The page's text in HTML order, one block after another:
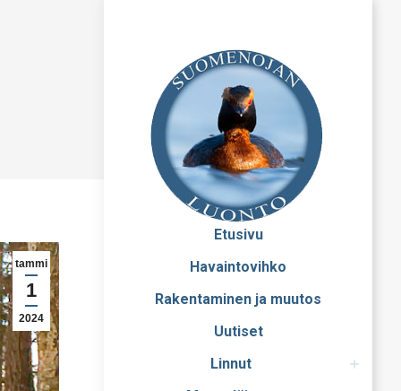
Etusivu
Havaintovihko
Rakentaminen ja muutos
Uutiset
Linnut
tammi
1
2024